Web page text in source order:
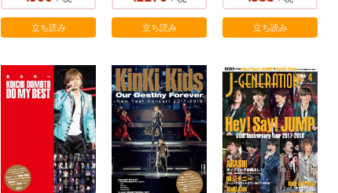
立ち読み 立ち読み 立ち読み